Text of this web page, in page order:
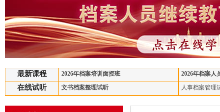
最新课程 2026年档案培训面授班 2026年档案人
在线试听 文书档案整理试听 人事档案管理